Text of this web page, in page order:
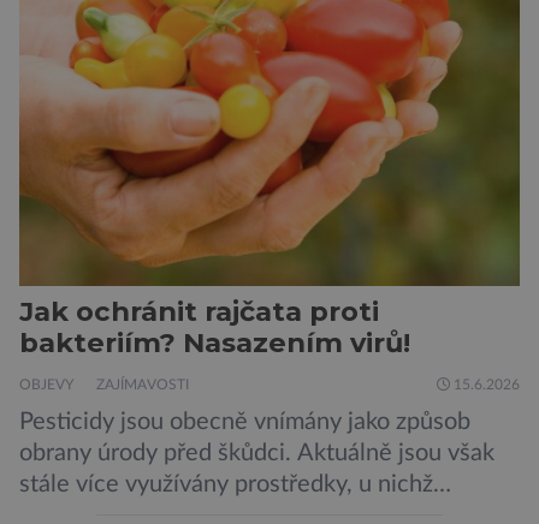
Jak ochránit rajčata proti
bakteriím? Nasazením virů!
OBJEVY ZAJÍMAVOSTI 15.6.2026
Pesticidy jsou obecně vnímány jako způsob
obrany úrody před škůdci. Aktuálně jsou však
stále více využívány prostředky, u nichž